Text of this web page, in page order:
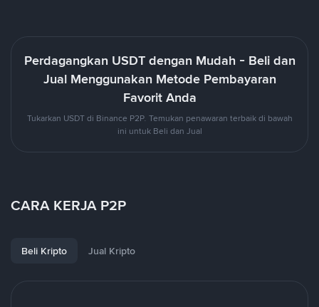
Perdagangkan USDT dengan Mudah - Beli dan
Jual Menggunakan Metode Pembayaran
Favorit Anda
Tukarkan USDT di Binance P2P. Temukan penawaran terbaik di bawah
ini untuk Beli dan Jual
CARA KERJA P2P
Beli Kripto Jual Kripto